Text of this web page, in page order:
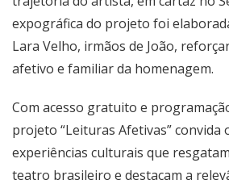
expográfica do projeto foi
Lara Velho, irmãos de João,
afetivo e familiar da homenagem.
Com acesso gratuito e
projeto “Leituras Afetivas” convida
experiências culturais que
teatro brasileiro e destacam a